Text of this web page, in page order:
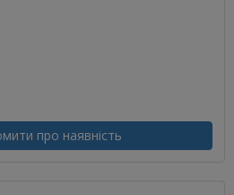
про наявність